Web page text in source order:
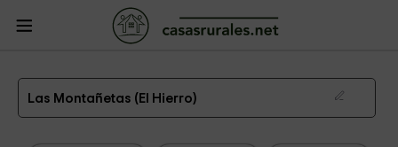
Casas Rurales
Hierro
Casas Rurales Las Montañetas
Las 1 mejores casas rurales en Las Montañetas de 2026
Las Montañetas (El Hierro)